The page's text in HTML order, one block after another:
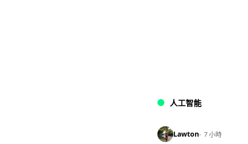
人工智能
Lawton 7 小時